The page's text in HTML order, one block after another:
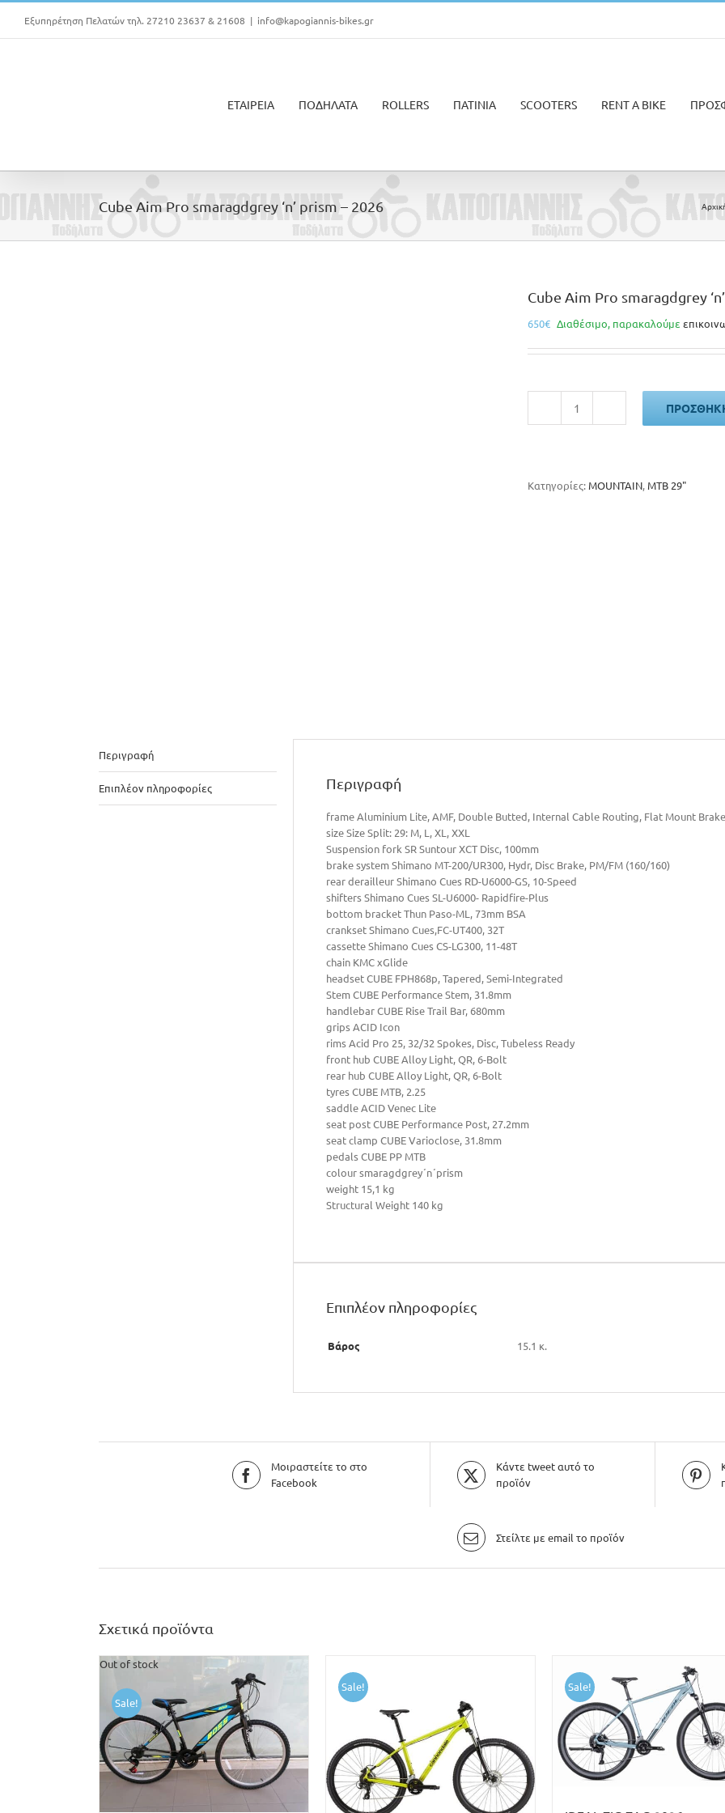
Μετάβαση
περιεχόμενο
Εξυπηρέτηση Πελατών τηλ. 27210 23637 & 21608 | info@kapogiannis-bikes.gr
ΕΤΑΙΡΕΙΑ ΠΟΔΗΛΑΤΑ ROLLERS ΠΑΤΙΝΙΑ SCOOTERS RENT A BIKE
Cube Aim Pro smaragdgrey ‘n’ prism – 2026
Cube Aim Pro smaragdgrey
650€ Διαθέσιμο, παρακαλούμε
Cube
prism
Κατηγορίες: MOUNTAIN, MTB 29"
Περιγραφή
Επιπλέον πληροφορίες Περιγραφή
frame Aluminium Lite, AMF, Double Butted, Internal Cable Routing, Flat Mount
size Size Split: 29: M, L, XL, XXL
Suspension fork SR Suntour XCT Disc, 100mm
brake system Shimano MT-200/UR300, Hydr, Disc Brake, PM/FM (160/160)
rear derailleur Shimano Cues RD-U6000-GS, 10-Speed
shifters Shimano Cues SL-U6000- Rapidfire-Plus
bottom bracket Thun Paso-ML, 73mm BSA
crankset Shimano Cues,FC-UT400, 32T
cassette Shimano Cues CS-LG300, 11-48T
chain KMC xGlide
headset CUBE FPH868p, Tapered, Semi-Integrated
Stem CUBE Performance Stem, 31.8mm
handlebar CUBE Rise Trail Bar, 680mm
grips ACID Icon
rims Acid Pro 25, 32/32 Spokes, Disc, Tubeless Ready
front hub CUBE Alloy Light, QR, 6-Bolt
rear hub CUBE Alloy Light, QR, 6-Bolt
tyres CUBE MTB, 2.25
saddle ACID Venec Lite
seat post CUBE Performance Post, 27.2mm
seat clamp CUBE Varioclose, 31.8mm
pedals CUBE PP MTB
colour smaragdgrey´n´prism
weight 15,1 kg
Structural Weight 140 kg
Επιπλέον πληροφορίες
Βάρος 15.1 κ.
Μοιραστείτε το στο
Facebook
Κάντε tweet αυτό το
προϊόν
Στείλτε με email το προϊόν
Σχετικά προϊόντα
Out of stock
Sale!
Sale! Sale!